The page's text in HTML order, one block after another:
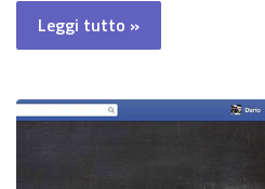
Leggi tutto »